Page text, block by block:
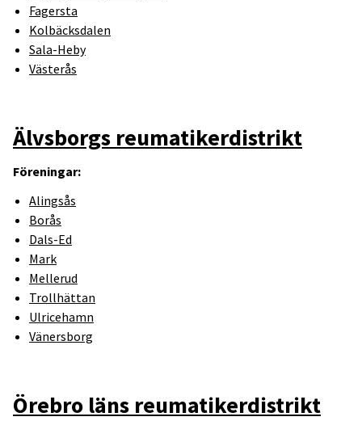
Fagersta
Kolbäcksdalen
Sala-Heby
Västerås
Älvsborgs reumatikerdistrikt
Föreningar:
Alingsås
Borås
Dals-Ed
Mark
Mellerud
Trollhättan
Ulricehamn
Vänersborg
Örebro läns reumatikerdistrikt